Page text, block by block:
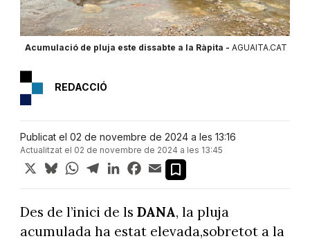
Acumulació de pluja este dissabte a la Ràpita - AGUAITA.CAT
REDACCIÓ
Publicat el 02 de novembre de 2024 a les 13:16
Actualitzat el 02 de novembre de 2024 a les 13:45
X BlueskyWhatsApp
TelegramLinkedInFacebook
Email
Des de l’inici de ls DANA, la pluja
acumulada ha estat elevada,sobretot a la